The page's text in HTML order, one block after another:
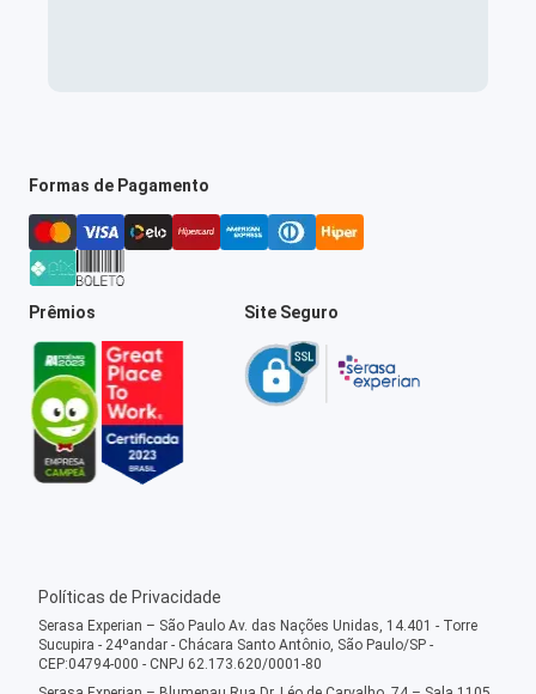
Formas de Pagamento
Prêmios Site Seguro
Políticas de Privacidade
Serasa Experian – São Paulo Av. das Nações Unidas, 14.401 - Torre
Sucupira - 24ºandar - Chácara Santo Antônio, São Paulo/SP -
CEP:04794-000 - CNPJ 62.173.620/0001-80